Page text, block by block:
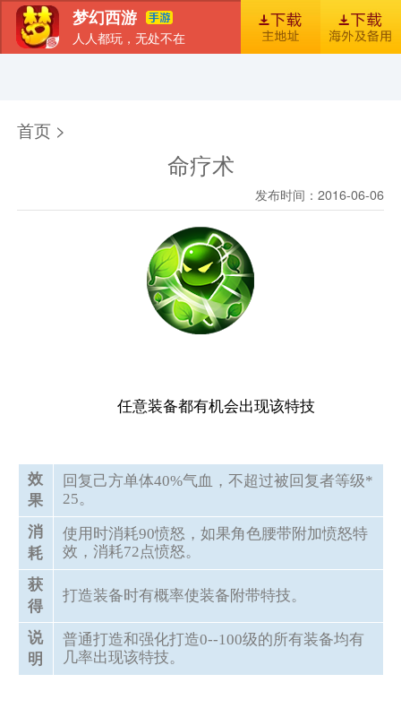
梦幻西游
人人都玩，无处不在
首页 >
命疗术
发布时间：2016-06-06
任意装备都有机会出现该特技
效
果
回复己方单体40%气血，不超过被回复者等级*
25。
消
耗
使用时消耗90愤怒，如果角色腰带附加愤怒特
效，消耗72点愤怒。
获
得
打造装备时有概率使装备附带特技。
说
明
普通打造和强化打造0--100级的所有装备均有
几率出现该特技。